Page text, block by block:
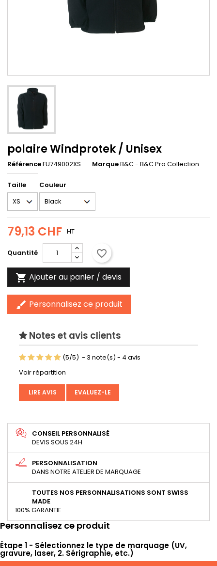
polaire Windprotek / Unisex
RéférenceFU749002XS MarqueB&C - B&C Pro Collection
Taille Couleur
79,13 CHF HT
Quantité favorite_border
 Ajouter au panier / devis
brush Personnalisez ce produit
Notes et avis clients
(5/5) - 3 note(s) - 4 avis
Voir répartition
LIRE AVIS EVALUEZ-LE
CONSEIL PERSONNALISÉ
DEVIS SOUS 24H
PERSONNALISATION
DANS NOTRE ATELIER DE MARQUAGE
TOUTES NOS PERSONNALISATIONS SONT SWISS
MADE
100% GARANTIE
Personnalisez ce produit
Étape 1 - Sélectionnez le type de marquage (UV,
gravure, laser, 2. Sérigraphie, etc.)